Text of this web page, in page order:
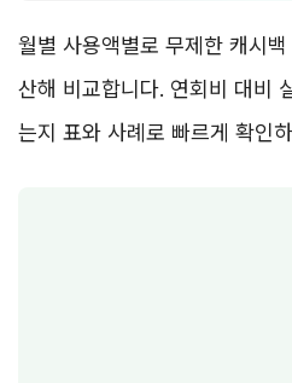
월별 사용액별로 무제한 캐시
산해 비교합니다. 연회비 대비
는지 표와 사례로 빠르게 확인